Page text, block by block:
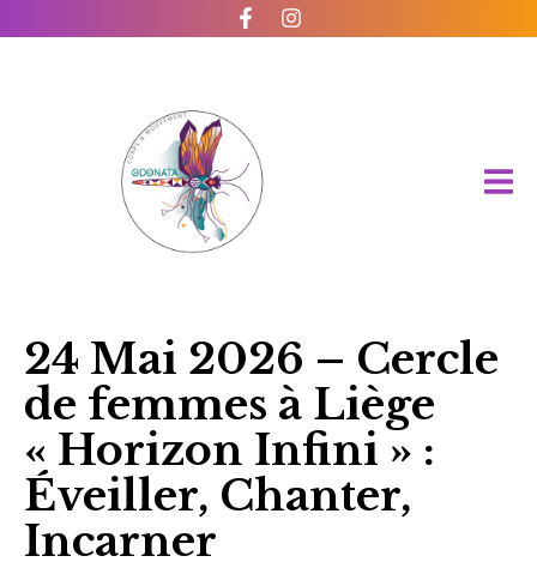
24 Mai 2026 – Cercle
de femmes à Liège
« Horizon Infini » :
Éveiller, Chanter,
Incarner